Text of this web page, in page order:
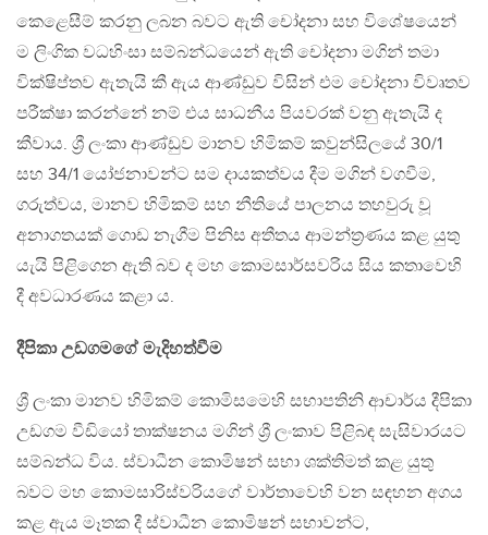
කෙළෙසීම් කරනු ලබන බවට ඇති චෝදනා සහ විශේෂයෙන්
ම ලිංගික වධහිංසා සම්බන්ධයෙන් ඇති චෝදනා මගින් තමා
වික්ෂිප්තව ඇතැයි කී ඇය ආණ්ඩුව විසින් එම චෝදනා විවෘතව
පරීක්ෂා කරන්නේ නම් එය සාධනීය පියවරක් වනු ඇතැයි ද
කීවාය. ශ්‍රී ලංකා ආණ්ඩුව මානව හිමිකම් කවුන්සිලයේ 30/1
සහ 34/1 යෝජනාවන්ට සම දායකත්වය දීම මගින් වගවීම,
ගරුත්වය, මානව හිමිකම් සහ නීතියේ පාලනය තහවුරු වූ
අනාගතයක් ගොඩ නැගීම පිනිස අතීතය ආමන්ත්‍රණය කළ යුතු
යැයි පිළිගෙන ඇති බව ද මහ කොමසාර්සවරිය සිය කතාවෙහි
දී අවධාරණය කළා ය.
දීපිකා උඩගමගේ මැදිහත්වීම
ශ්‍රී ලංකා මානව හිමිකම් කොමිසමෙහි සභාපතිනි ආචාර්ය දීපිකා
උඩගම වීඩියෝ තාක්ෂනය මගින් ශ්‍රී ලංකාව පිළිබඳ සැසිවාරයට
සම්බන්ධ විය. ස්වාධීන කොමිෂන් සභා ශක්තිමත් කළ යුතු
බවට මහ කොමසාරිස්වරියගේ වාර්තාවෙහි වන සඳහන අගය
කළ ඇය මෑතක දී ස්වාධීන කොමිෂන් සභාවන්ට,